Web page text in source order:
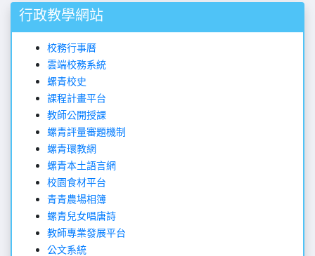
行政教學網站
校務行事曆
雲端校務系統
螺青校史
課程計畫平台
教師公開授課
螺青評量審題機制
螺青環教網
螺青本土語言網
校園食材平台
青青農場相簿
螺青兒女唱唐詩
教師專業發展平台
公文系統